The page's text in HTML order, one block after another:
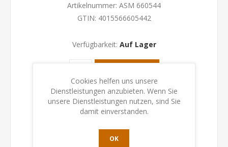
Artikelnummer: ASM 660544
GTIN: 4015566605442
Verfügbarkeit: Auf Lager
Cookies helfen uns unsere
Dienstleistungen anzubieten. Wenn Sie
unsere Dienstleistungen nutzen, sind Sie
damit einverstanden.
OK